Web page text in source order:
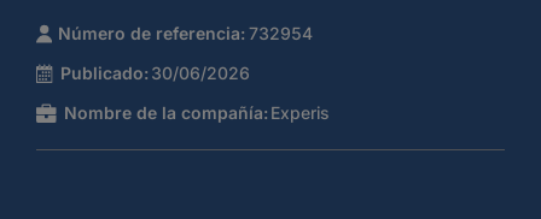
Número de referencia: 732954
Publicado: 30/06/2026
Nombre de la compañía: Experis